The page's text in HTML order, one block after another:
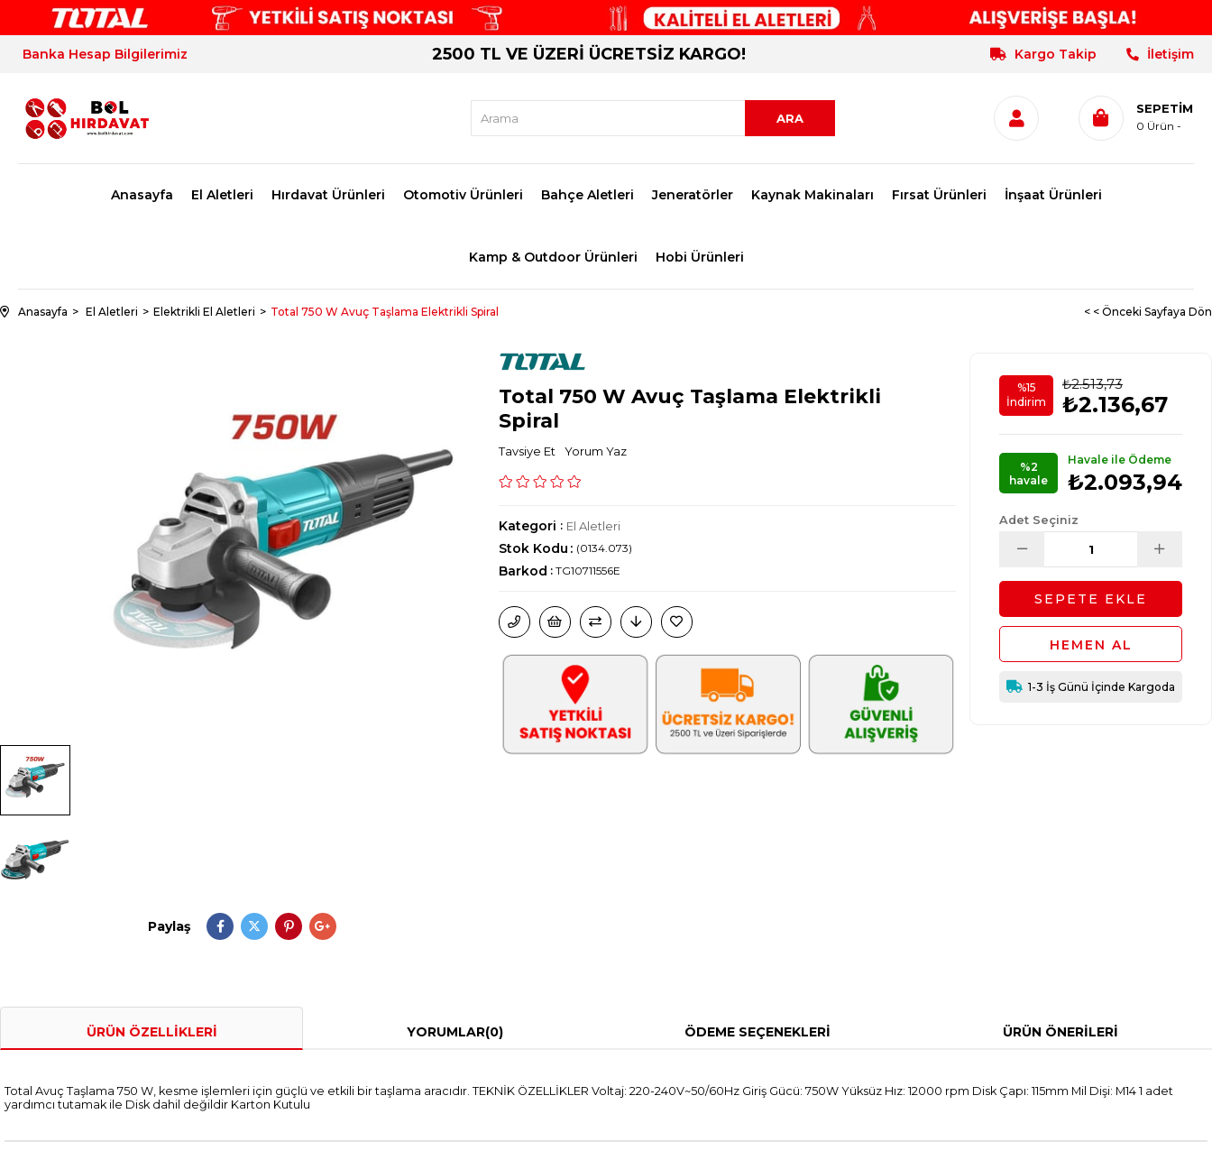
Banka Hesap Bilgilerimiz 2500 TL VE ÜZERİ ÜCRETSİZ KARGO! Kargo Takip İletişim
SEPETIM
0 Ürün
Anasayfa El Aletleri Hırdavat Ürünleri Otomotiv Ürünleri Bahçe Aletleri Jeneratörler Kaynak Makinaları Fırsat Ürünleri İnşaat Ürünleri
Kamp & Outdoor Ürünleri Hobi Ürünleri
Anasayfa El Aletleri Elektrikli El Aletleri Total 750 W Avuç Taşlama Elektrikli Spiral < < Önceki Sayfaya Dön
Paylaş
Total 750 W Avuç Taşlama Elektrikli
Spiral
Tavsiye Et Yorum Yaz
Kategori : El Aletleri
(0134.073)
Stok Kodu
Barkod : TG10711556E
%15
İndirim
₺2.513,73
₺2.136,67
Havale ile Ödeme
₺2.093,94
%2
havale
Adet Seçiniz
1-3 İş Günü İçinde Kargoda
ÜRÜN ÖZELLIKLERI YORUMLAR(0) ÖDEME SEÇENEKLERI ÜRÜN ÖNERILERI
Total Avuç Taşlama 750 W, kesme işlemleri için güçlü ve etkili bir taşlama aracıdır. TEKNİK ÖZELLİKLER Voltaj: 220-240V~50/60Hz Giriş Gücü: 750W Yüksüz Hız: 12000 rpm Disk Çapı: 115mm Mil Dişi: M14 1 adet
yardımcı tutamak ile Disk dahil değildir Karton Kutulu